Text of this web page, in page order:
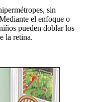
sin
el enfoque o
pueden doblar los
la retina.